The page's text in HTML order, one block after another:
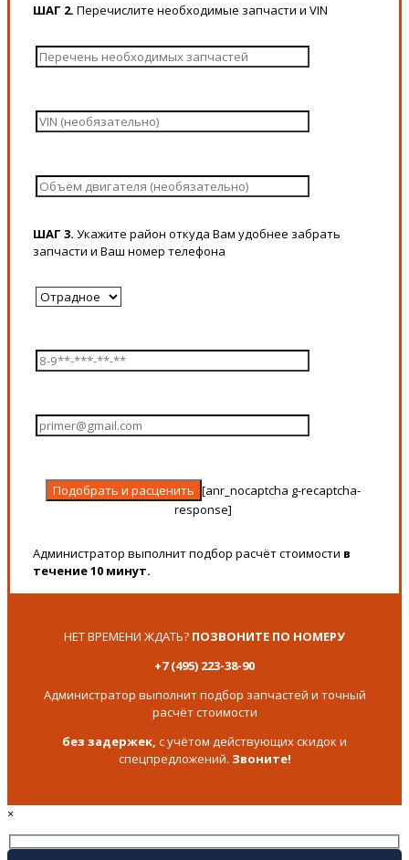
ШАГ 2. Перечислите необходимые запчасти и VIN
ШАГ 3. Укажите район откуда Вам удобнее забрать
запчасти и Ваш номер телефона
[anr_nocaptcha g-recaptcha-
response]
Администратор выполнит подбор расчёт стоимости в
течение 10 минут.
НЕТ ВРЕМЕНИ ЖДАТЬ? ПОЗВОНИТЕ ПО НОМЕРУ
+7 (495) 223-38-90
Администратор выполнит подбор запчастей и точный
расчёт стоимости
без задержек, с учётом действующих скидок и
спецпредложений. Звоните!
×